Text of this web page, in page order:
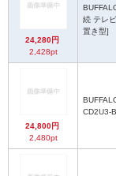
24,280円
2,428pt
続 テレ
置き型]
24,800円
2,480pt
CD2U3-